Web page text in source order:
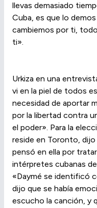
llevas demasiado
Cuba, es que lo
cambiemos por ti,
ti».
Urkiza en una
vi en la piel de todos
necesidad de aportar
por la libertad contra
el poder». Para la
reside en Toronto,
pensó en ella por
intérpretes cubanas
«Daymé se identificó
dijo que se había
escucho la canción, y